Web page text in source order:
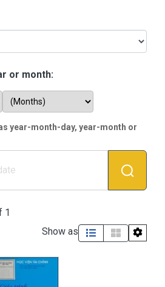
phần Thống
or month:
year-month-day, year-month or
1
Show as